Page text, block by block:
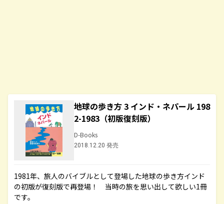
地球の歩き方 3 インド・ネパール 198
2-1983（初版復刻版）
D-Books
2018.12.20 発売
1981年、旅人のバイブルとして登場した地球の歩き方インド
の初版が復刻版で再登場！ 当時の旅を思い出して欲しい1冊
です。